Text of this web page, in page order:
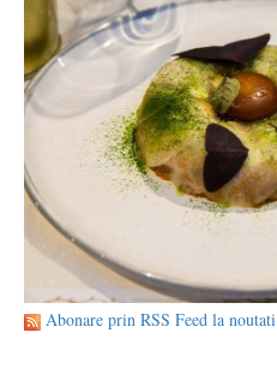
Abonare prin RSS Feed la noutati